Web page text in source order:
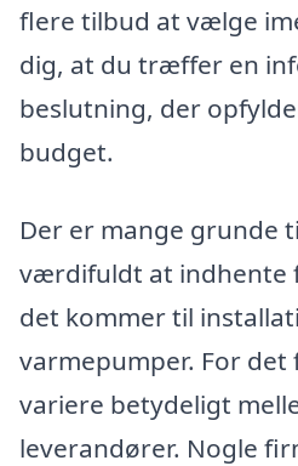
flere tilbud at vælge
dig, at du træffer en
beslutning, der
budget.
Der er mange grunde
værdifuldt at indhente
det kommer til
varmepumper. For
variere betydeligt
leverandører. Nogle